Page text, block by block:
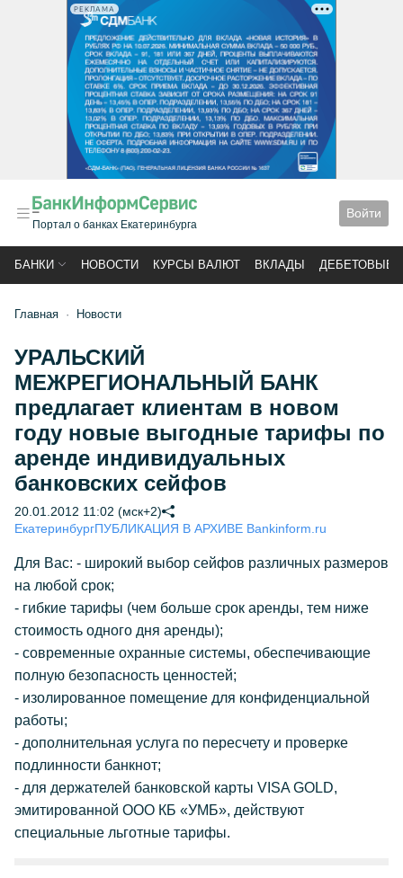
РЕКЛАМА
Портал о банках Екатеринбурга
Войти
БАНКИ НОВОСТИ КУРСЫ ВАЛЮТ ВКЛАДЫ ДЕБЕТОВЫЕ
Главная Новости
УРАЛЬСКИЙ
МЕЖРЕГИОНАЛЬНЫЙ БАНК
предлагает клиентам в новом
году новые выгодные тарифы по
аренде индивидуальных
банковских сейфов
20.01.2012 11:02 (мск+2)
ЕкатеринбургПУБЛИКАЦИЯ В АРХИВЕ Bankinform.ru
Для Вас: - широкий выбор сейфов различных размеров
на любой срок;
- гибкие тарифы (чем больше срок аренды, тем ниже
стоимость одного дня аренды);
- современные охранные системы, обеспечивающие
полную безопасность ценностей;
- изолированное помещение для конфиденциальной
работы;
- дополнительная услуга по пересчету и проверке
подлинности банкнот;
- для держателей банковской карты VISA GOLD,
эмитированной ООО КБ «УМБ», действуют
специальные льготные тарифы.